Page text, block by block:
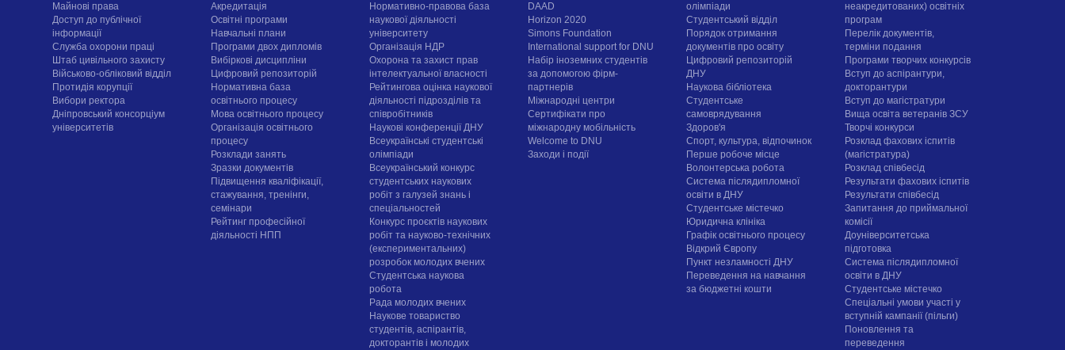
Майнові права
Доступ до публічної
інформації
Служба охорони праці
Штаб цивільного захисту
Військово-обліковий відділ
Протидія корупції
Вибори ректора
Дніпровський консорціум
університетів
Акредитація
Освітні програми
Навчальні плани
Програми двох дипломів
Вибіркові дисципліни
Цифровий репозиторій
Нормативна база
освітнього процесу
Мова освітнього процесу
Організація освітнього
процесу
Розклади занять
Зразки документів
Підвищення кваліфікації,
стажування, тренінги,
семінари
Рейтинг професійної
діяльності НПП
Нормативно-правова база
наукової діяльності
університету
Організація НДР
Охорона та захист прав
інтелектуальної власності
Рейтингова оцінка наукової
діяльності підрозділів та
співробітників
Наукові конференції ДНУ
Всеукраїнські студентські
олімпіади
Всеукраїнський конкурс
студентських наукових
робіт з галузей знань і
спеціальностей
Конкурс проєктів наукових
робіт та науково-технічних
(експериментальних)
розробок молодих вчених
Студентська наукова
робота
Рада молодих вчених
Наукове товариство
студентів, аспірантів,
докторантів і молодих
DAAD
Horizon 2020
Simons Foundation
International support for DNU
Набір іноземних студентів
за допомогою фірм-
партнерів
Міжнародні центри
Сертифікати про
міжнародну мобільність
Welcome to DNU
Заходи і події
олімпіади
Студентський відділ
Порядок отримання
документів про освіту
Цифровий репозиторій
ДНУ
Наукова бібліотека
Студентське
самоврядування
Здоров'я
Спорт, культура, відпочинок
Перше робоче місце
Волонтерська робота
Система післядипломної
освіти в ДНУ
Cтудентське містечко
Юридична клініка
Графік освітнього процесу
Відкрий Європу
Пункт незламності ДНУ
Переведення на навчання
за бюджетні кошти
неакредитованих) освітніх
програм
Перелік документів,
терміни подання
Програми творчих конкурсiв
Вступ до аспірантури,
докторантури
Вступ до магістратури
Вища освіта ветеранів ЗСУ
Творчі конкурси
Розклад фахових іспитів
(магістратура)
Розклад співбесід
Результати фахових іспитів
Результати співбесід
Запитання до приймальної
комісії
Доуніверситетська
підготовка
Система післядипломної
освіти в ДНУ
Cтудентське містечко
Спеціальні умови участі у
вступній кампанії (пільги)
Поновлення та
переведення